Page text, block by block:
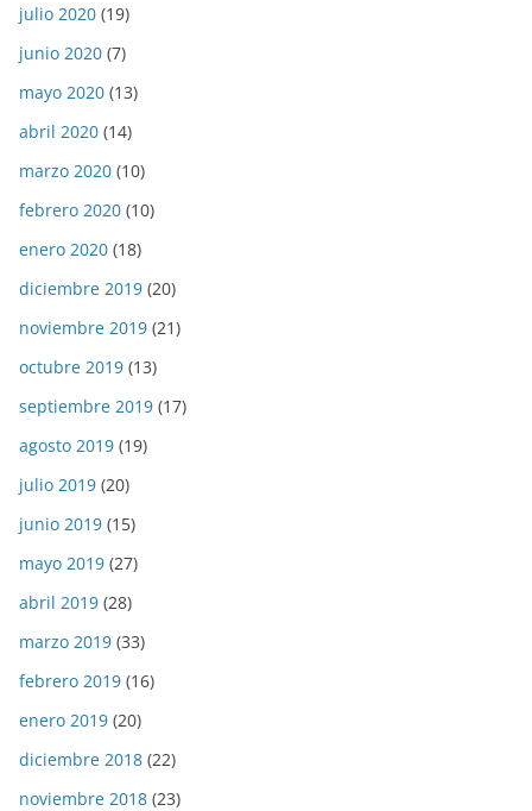
julio 2020 (19)
junio 2020 (7)
mayo 2020 (13)
abril 2020 (14)
marzo 2020 (10)
febrero 2020 (10)
enero 2020 (18)
diciembre 2019 (20)
noviembre 2019 (21)
octubre 2019 (13)
septiembre 2019 (17)
agosto 2019 (19)
julio 2019 (20)
junio 2019 (15)
mayo 2019 (27)
abril 2019 (28)
marzo 2019 (33)
febrero 2019 (16)
enero 2019 (20)
diciembre 2018 (22)
noviembre 2018 (23)